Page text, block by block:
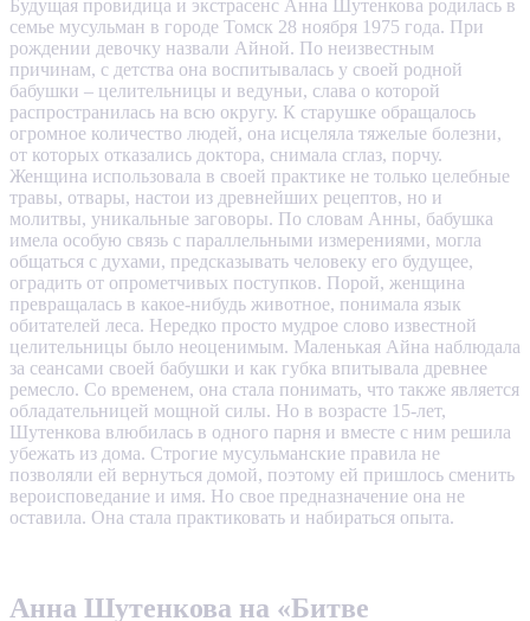
Будущая провидица и экстрасенс Анна Шутенкова родилась в
семье мусульман в городе Томск 28 ноября 1975 года. При
рождении девочку назвали Айной. По неизвестным
причинам, с детства она воспитывалась у своей родной
бабушки – целительницы и ведуньи, слава о которой
распространилась на всю округу. К старушке обращалось
огромное количество людей, она исцеляла тяжелые болезни,
от которых отказались доктора, снимала сглаз, порчу.
Женщина использовала в своей практике не только целебные
травы, отвары, настои из древнейших рецептов, но и
молитвы, уникальные заговоры. По словам Анны, бабушка
имела особую связь с параллельными измерениями, могла
общаться с духами, предсказывать человеку его будущее,
оградить от опрометчивых поступков. Порой, женщина
превращалась в какое-нибудь животное, понимала язык
обитателей леса. Нередко просто мудрое слово известной
целительницы было неоценимым. Маленькая Айна наблюдала
за сеансами своей бабушки и как губка впитывала древнее
ремесло. Со временем, она стала понимать, что также является
обладательницей мощной силы. Но в возрасте 15-лет,
Шутенкова влюбилась в одного парня и вместе с ним решила
убежать из дома. Строгие мусульманские правила не
позволяли ей вернуться домой, поэтому ей пришлось сменить
вероисповедание и имя. Но свое предназначение она не
оставила. Она стала практиковать и набираться опыта.
Анна Шутенкова на «Битве